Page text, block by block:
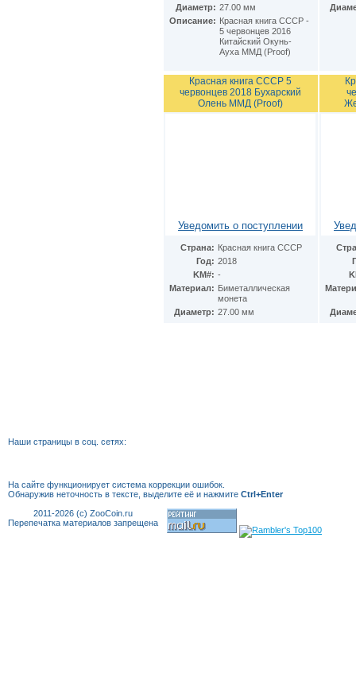
Диаметр: 27.00 мм
Описание: Красная книга СССР -
5 червонцев 2016
Китайский Окунь-
Ауха ММД (Proof)
Красная книга СССР 5
червонцев 2018 Бухарский
Олень ММД (Proof)
Уведомить о поступлении
Страна: Красная книга СССР
Год: 2018
KM#: -
Материал: Биметаллическая
монета
Диаметр: 27.00 мм
Наши страницы в соц. сетях:
2011-2026 (c) ZooCoin.ru
Перепечатка материалов запрещена
На сайте функционирует система коррекции ошибок.
Обнаружив неточность в тексте, выделите её и нажмите Ctrl+Enter